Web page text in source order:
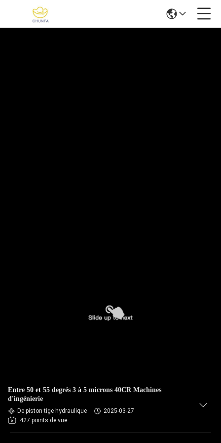
Entre 50 et 55 degrés 3 à 5 microns 40CR Machines
d'ingénierie
De piston tige hydraulique
2025-03-27
427 points de vue